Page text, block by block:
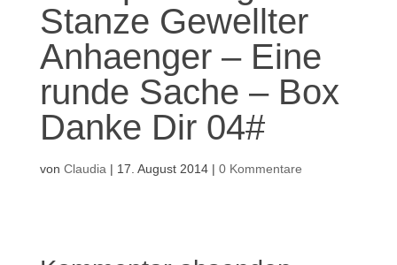
Stanze Gewellter
Anhaenger – Eine
runde Sache – Box
Danke Dir 04#
von Claudia | 17. August 2014| 0 Kommentare